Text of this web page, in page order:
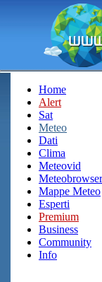
Home
Alert
Sat
Meteo
Dati
Clima
Meteovid
Meteobrowser
Mappe Meteo
Esperti
Premium
Business
Community
Info